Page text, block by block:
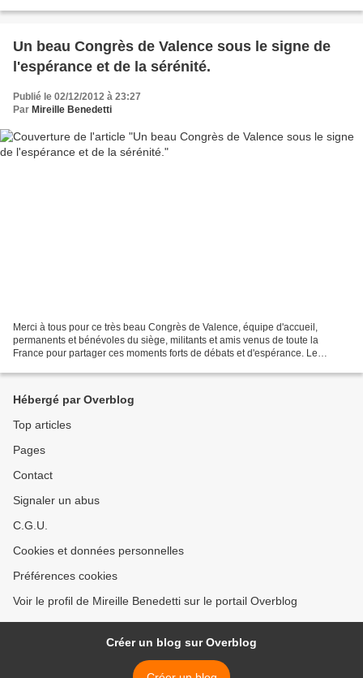
Un beau Congrès de Valence sous le signe de
l'espérance et de la sérénité.
Publié le 02/12/2012 à 23:27
Par Mireille Benedetti
Merci à tous pour ce très beau Congrès de Valence, équipe d'accueil,
permanents et bénévoles du siège, militants et amis venus de toute la
France pour partager ces moments forts de débats et d'espérance. Le
Hébergé par Overblog
Top articles
Pages
Contact
Signaler un abus
C.G.U.
Cookies et données personnelles
Préférences cookies
Voir le profil de Mireille Benedetti sur le portail Overblog
Créer un blog sur Overblog